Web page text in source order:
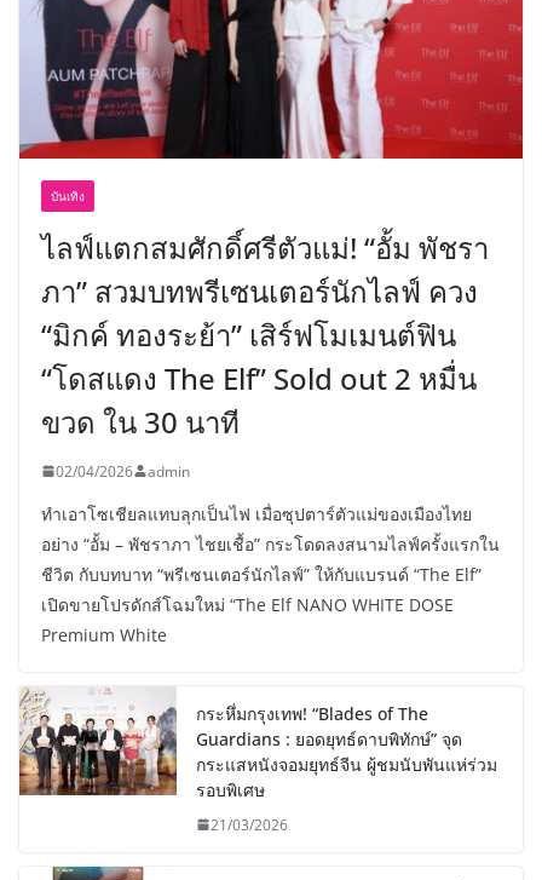
บันเทิง
ไลฟ์แตกสมศักดิ์ศรีตัวแม่! “อั้ม พัชรา
ภา” สวมบทพรีเซนเตอร์นักไลฟ์ ควง
“มิกค์ ทองระย้า” เสิร์ฟโมเมนต์ฟิน
“โดสแดง The Elf” Sold out 2 หมื่น
ขวด ใน 30 นาที
02/04/2026 admin
ทำเอาโซเชียลแทบลุกเป็นไฟ เมื่อซุปตาร์ตัวแม่ของเมืองไทย
อย่าง “อั้ม – พัชราภา ไชยเชื้อ” กระโดดลงสนามไลฟ์ครั้งแรกใน
ชีวิต กับบทบาท “พรีเซนเตอร์นักไลฟ์” ให้กับแบรนด์ “The Elf”
เปิดขายโปรดักส์โฉมใหม่ “The Elf NANO WHITE DOSE
Premium White
กระหึ่มกรุงเทพ! “Blades of The
Guardians : ยอดยุทธ์ดาบพิทักษ์” จุด
กระแสหนังจอมยุทธ์จีน ผู้ชมนับพันแห่ร่วม
รอบพิเศษ
21/03/2026